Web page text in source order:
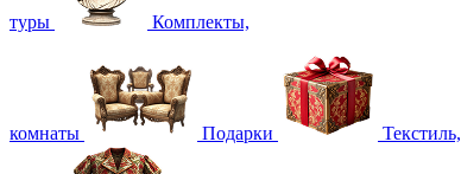
туры Комплекты,
комнаты Подарки Текстиль,